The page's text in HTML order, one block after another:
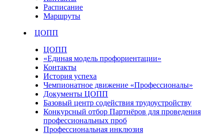
Расписание
Маршруты
ЦОПП
ЦОПП
«Единая модель профориентации»
Контакты
История успеха
Чемпионатное движение «Профессионалы»
Документы ЦОПП
Базовый центр содействия трудоустройству
Конкурсный отбор Партнёров для проведения
профессиональных проб
Профессиональная инклюзия